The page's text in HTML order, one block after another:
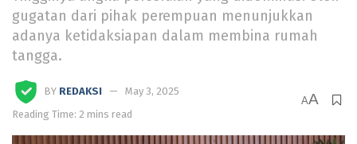
gugatan dari pihak perempuan menunjukkan
adanya ketidaksiapan dalam membina rumah
tangga.
BY REDAKSI
May 3, 2025
Reading Time: 2 mins read
AA